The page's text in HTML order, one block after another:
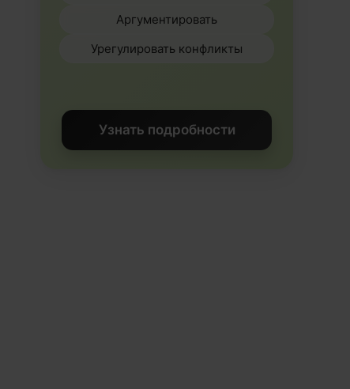
Аргументировать
Урегулировать конфликты
Узнать подробности